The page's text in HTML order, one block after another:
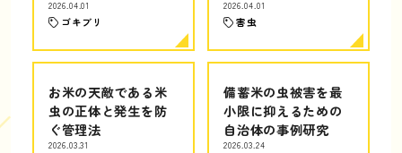
2026.04.01
ゴキブリ
2026.04.01
害虫
お米の天敵である米
虫の正体と発生を防
ぐ管理法
2026.03.31
備蓄米の虫被害を最
小限に抑えるための
自治体の事例研究
2026.03.24